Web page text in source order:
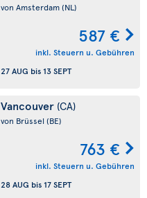
von Amsterdam(NL)
587 €
inkl. Steuern u. Gebühren
27 AUG bis 13 SEPT
Vancouver (CA)
von Brüssel (BE)
763 €
inkl. Steuern u. Gebühren
28 AUG bis 17 SEPT